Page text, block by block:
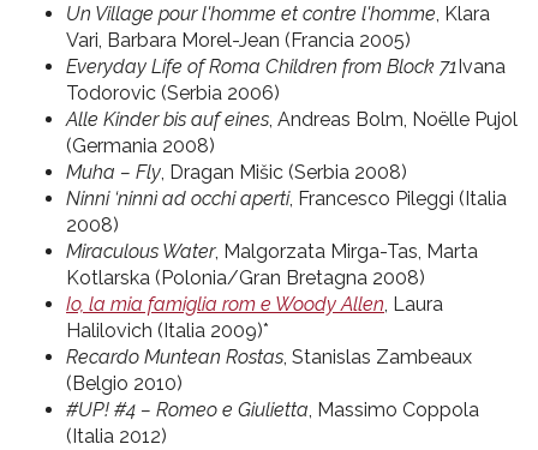
Un Village pour l'homme et contre l'homme, Klara
Vari, Barbara Morel-Jean (Francia 2005)
Everyday Life of Roma Children from Block 71Ivana
Todorovic (Serbia 2006)
Alle Kinder bis auf eines, Andreas Bolm, Noëlle Pujol
(Germania 2008)
Muha – Fly, Dragan Mišic (Serbia 2008)
Ninni ‘ninnì ad occhi aperti, Francesco Pileggi (Italia
2008)
Miraculous Water, Malgorzata Mirga-Tas, Marta
Kotlarska (Polonia/Gran Bretagna 2008)
Io, la mia famiglia rom e Woody Allen, Laura
Halilovich (Italia 2009)*
Recardo Muntean Rostas, Stanislas Zambeaux
(Belgio 2010)
#UP! #4 – Romeo e Giulietta, Massimo Coppola
(Italia 2012)